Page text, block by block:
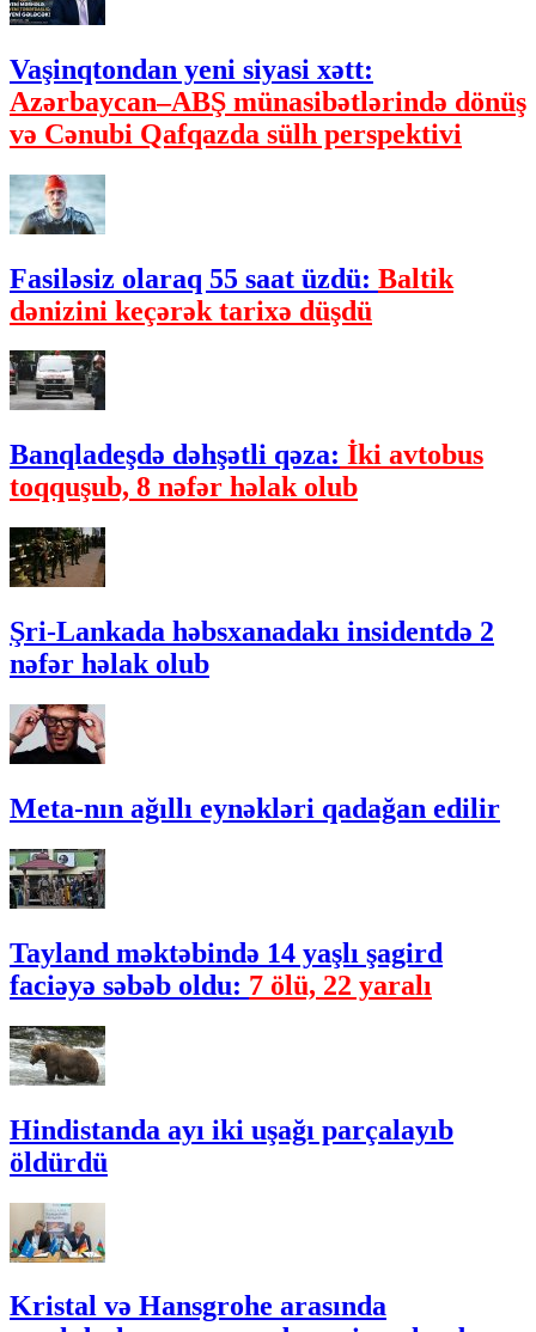
Vaşinqtondan yeni siyasi xətt:
Azərbaycan–ABŞ münasibətlərində dönüş
və Cənubi Qafqazda sülh perspektivi
Fasiləsiz olaraq 55 saat üzdü: Baltik
dənizini keçərək tarixə düşdü
Banqladeşdə dəhşətli qəza: İki avtobus
toqquşub, 8 nəfər həlak olub
Şri-Lankada həbsxanadakı insidentdə 2
nəfər həlak olub
Meta-nın ağıllı eynəkləri qadağan edilir
Tayland məktəbində 14 yaşlı şagird
faciəyə səbəb oldu: 7 ölü, 22 yaralı
Hindistanda ayı iki uşağı parçalayıb
öldürdü
Kristal və Hansgrohe arasında